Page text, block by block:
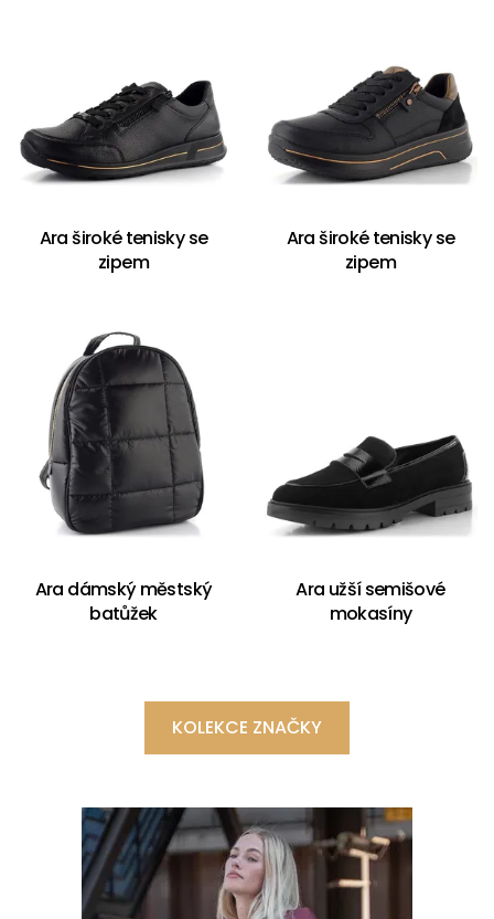
Ara široké tenisky se
zipem
Ara široké tenisky se
zipem
Ara dámský městský
batůžek
Ara užší semišové
mokasíny
KOLEKCE ZNAČKY